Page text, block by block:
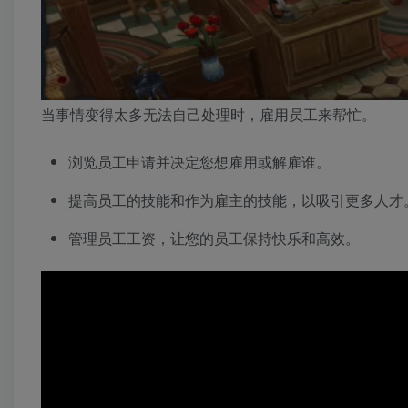
当事情变得太多无法自己处理时，雇用员工来帮忙。
浏览员工申请并决定您想雇用或解雇谁。
提高员工的技能和作为雇主的技能，以吸引更多人才
管理员工工资，让您的员工保持快乐和高效。